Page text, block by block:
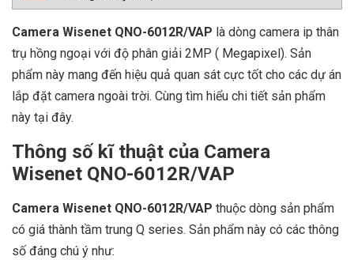
Camera Wisenet QNO-6012R/VAP là dòng camera ip thân
trụ hồng ngoại với độ phân giải 2MP ( Megapixel). Sản
phẩm này mang đến hiệu quả quan sát cực tốt cho các dự án
lắp đặt camera ngoài trời. Cùng tìm hiểu chi tiết sản phẩm
này tại đây.
Thông số kĩ thuật của Camera
Wisenet QNO-6012R/VAP
Camera Wisenet QNO-6012R/VAP thuộc dòng sản phẩm
có giá thành tầm trung Q series. Sản phẩm này có các thông
số đáng chú ý như: